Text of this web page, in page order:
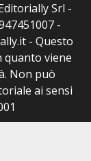
Srl -
-
- Questo
quanto viene
Non può
ai sensi